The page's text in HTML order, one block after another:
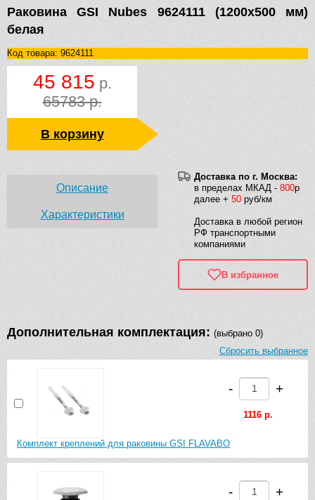
Раковина GSI Nubes 9624111 (1200х500 мм)
белая
Код товара: 9624111
45 815 р.
65783 р.
В корзину
Доставка по г. Москва:
в пределах МКАД - 800р
далее + 50 руб/км
Доставка в любой регион
РФ транспортными
компаниями
В избранное
Описание
Характеристики
Дополнительная комплектация: (выбрано 0)
Сбросить выбранное
Комплект креплений для раковины GSI FLAVABO
- +
1116 р.
- +